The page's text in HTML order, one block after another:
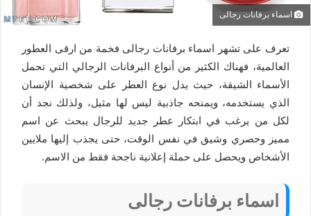
اسماء برفانات رجالى
تعرف على تشهر اسماء برفانات رجالى فخمة من ارقى العطور
العالمية، فهناك الكثير من أنواع البرفانات الرجالي التي تحمل
الأسماء الشيقة، حيث يدل نوع العطر على شخصية الإنسان
الذي يستخدمه، ويمنحه جاذبية ليس لها مثيل، ولذلك نجد أن
لكل من يرغب في ابتكار عطر جديد للرجال يبحث عن اسم
مميز وحصري وشيق في نفس الوقت، حتى يجذب إليها ملايين
الأشخاص ويحصل على حملة إعلانية ناجحة فقط من الاسم.
اسماء برفانات رجالى